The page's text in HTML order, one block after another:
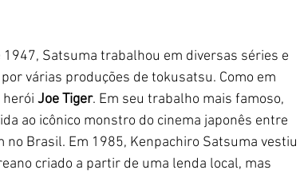
1947, Satsuma trabalhou em diversas séries e
várias produções de tokusatsu. Como em
herói Joe Tiger. Em seu trabalho mais famoso,
ao icônico monstro do cinema japonês entre
Brasil. Em 1985, Kenpachiro Satsuma vestiu
criado a partir de uma lenda local, mas